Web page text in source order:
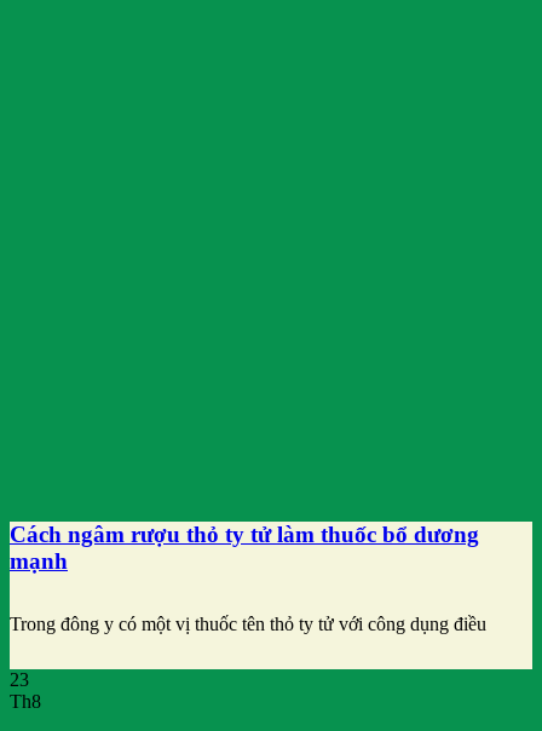
Cách ngâm rượu thỏ ty tử làm thuốc bổ dương
mạnh
Trong đông y có một vị thuốc tên thỏ ty tử với công dụng điều
23
Th8